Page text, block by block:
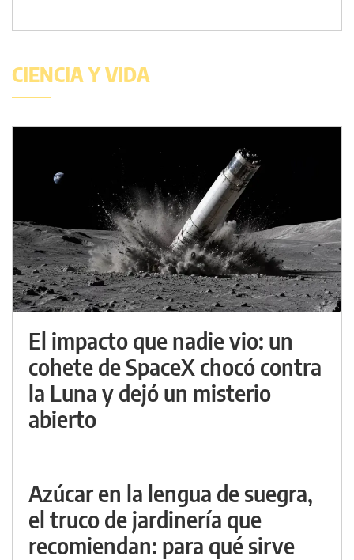
CIENCIA Y VIDA
El impacto que nadie vio: un
cohete de SpaceX chocó contra
la Luna y dejó un misterio
abierto
Azúcar en la lengua de suegra,
el truco de jardinería que
recomiendan: para qué sirve